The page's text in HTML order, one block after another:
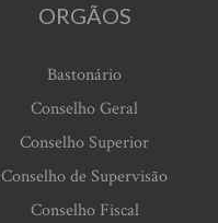
ORGÃOS
Bastonário
Conselho Geral
Conselho Superior
Conselho de Supervisão
Conselho Fiscal